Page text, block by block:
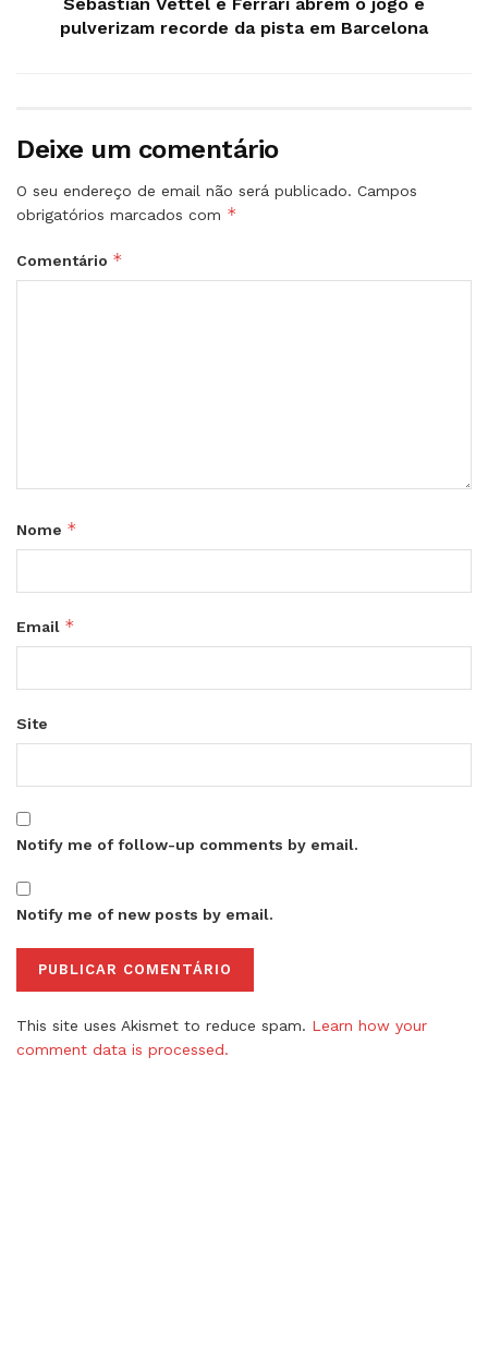
pulverizam recorde da pista em Barcelona
Deixe um comentário
O seu endereço de email não será publicado. Campos
obrigatórios marcados com *
Comentário *
Nome *
Email *
Site
Notify me of follow-up comments by email.
Notify me of new posts by email.
This site uses Akismet to reduce spam. Learn how your
comment data is processed.